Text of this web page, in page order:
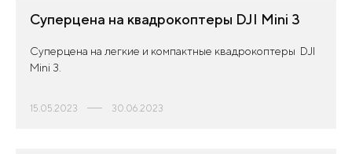
Суперцена на квадрокоптеры DJI Mini 3
Суперцена на легкие и компактные квадрокоптеры DJI
Mini 3.
15.05.2023 30.06.2023